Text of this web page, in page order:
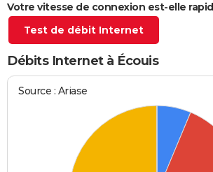
S'inscrire
Se connecter
Lycées
Collèges
Primaires
Universités
Entreprises
Service militaire
Avis de recherche
Bricolage
Lifestyle
Culture
Sport
Auto
Television
Voyage
Cinema
Votre vitesse de connexion est-elle
Test de débit Internet
Débits Internet à Écouis
Source : Ariase